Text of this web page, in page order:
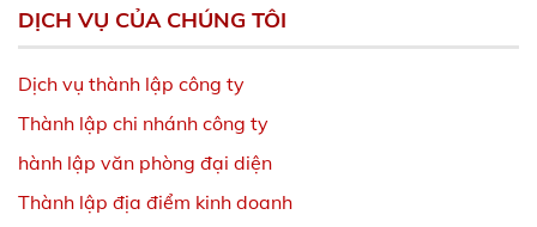
DỊCH VỤ CỦA CHÚNG TÔI
Dịch vụ thành lập công ty
Thành lập chi nhánh công ty
hành lập văn phòng đại diện
Thành lập địa điểm kinh doanh